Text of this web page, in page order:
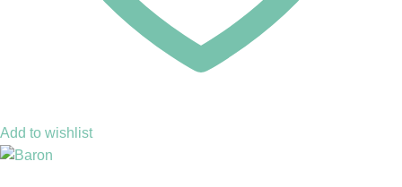
Add to wishlist